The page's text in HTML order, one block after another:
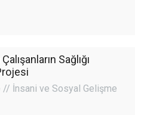
Sağlığı
// İnsani ve Sosyal Gelişme